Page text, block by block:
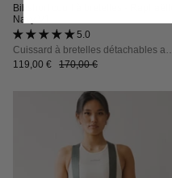
Bibshort court à bretelles - Raphaëlle
Navy V1
5.0 (53 avis)
119,00 €
170,00 €